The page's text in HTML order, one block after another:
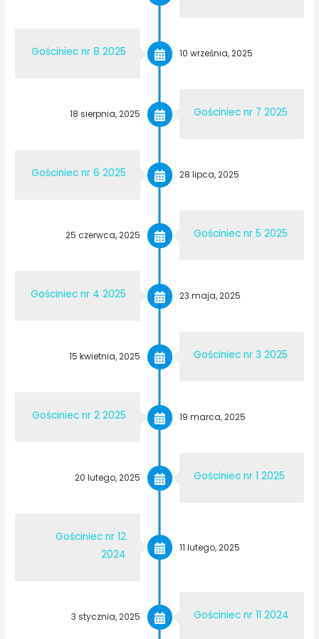
Gościniec nr 8 2025 10 września, 2025
Gościniec nr 7 2025
18 sierpnia, 2025
Gościniec nr 6 2025 28 lipca, 2025
Gościniec nr 5 2025
25 czerwca, 2025
Gościniec nr 4 2025 23 maja, 2025
Gościniec nr 3 2025
15 kwietnia, 2025
Gościniec nr 2 2025 19 marca, 2025
Gościniec nr 1 2025
20 lutego, 2025
Gościniec nr 12
2024
11 lutego, 2025
Gościniec nr 11 2024
3 stycznia, 2025